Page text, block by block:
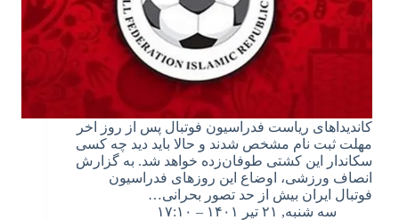
کاندیداهای ریاست فدراسیون فوتبال پس از روز اخر
مهلت ثبت نام مشخص شدند و حالا باید دید چه کسی
سکاندار این کشتی طوفان‌زده خواهد شد. به گزارش
انصاف ورزشی، اوضاع این روزهای فدراسیون
فوتبال ایران بیش از حد تصور بحرانی…
سه شنبه, ۲۱ تیر ۱۴۰۱ – ۱۷:۱۰